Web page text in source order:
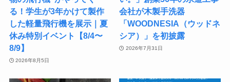
る！学生が3年かけて製作
した軽量飛行機を展示｜夏
休み特別イベント【8/4〜
8/9】
2026年8月5日
会社が木製手洗器
「WOODNESIA（ウッドネ
シア）」を初披露
2026年7月31日